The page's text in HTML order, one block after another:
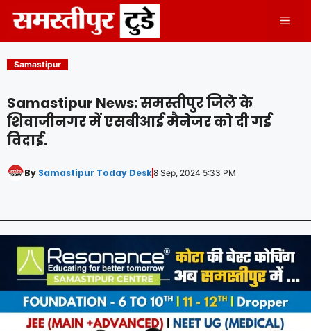
content
Samastipur
Samastipur News: समस्तीपुर जिले के
शिवाजीनगर में एसबीआई मैनेजर को दी गई
विदाई.
By Samastipur Today Desk8 Sep, 2024 5:33 PM